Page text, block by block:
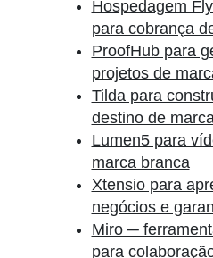
Hospedagem
para cobrança
ProofHub para
projetos de
Tilda para
destino de
Lumen5 para
marca branca
Xtensio para
negócios e
Miro ─
para